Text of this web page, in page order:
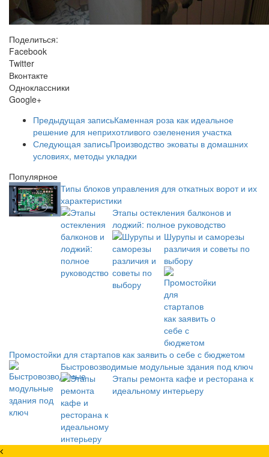
Поделиться:
Facebook
Twitter
Вконтакте
Одноклассники
Google+
Предыдущая записьКаменная роза как идеальное
решение для неприхотливого озеленения участка
Следующая записьПроизводство эковаты в домашних
условиях, методы укладки
Популярное
Типы блоков управления для откатных ворот и их
характеристики
Этапы остекления балконов и
лоджий: полное руководство
Шурупы и саморезы
различия и советы по
выбору
Промостойки для стартапов как заявить о себе с бюджетом
Быстровозводимые модульные здания под ключ
Этапы ремонта кафе и ресторана к
идеальному интерьеру